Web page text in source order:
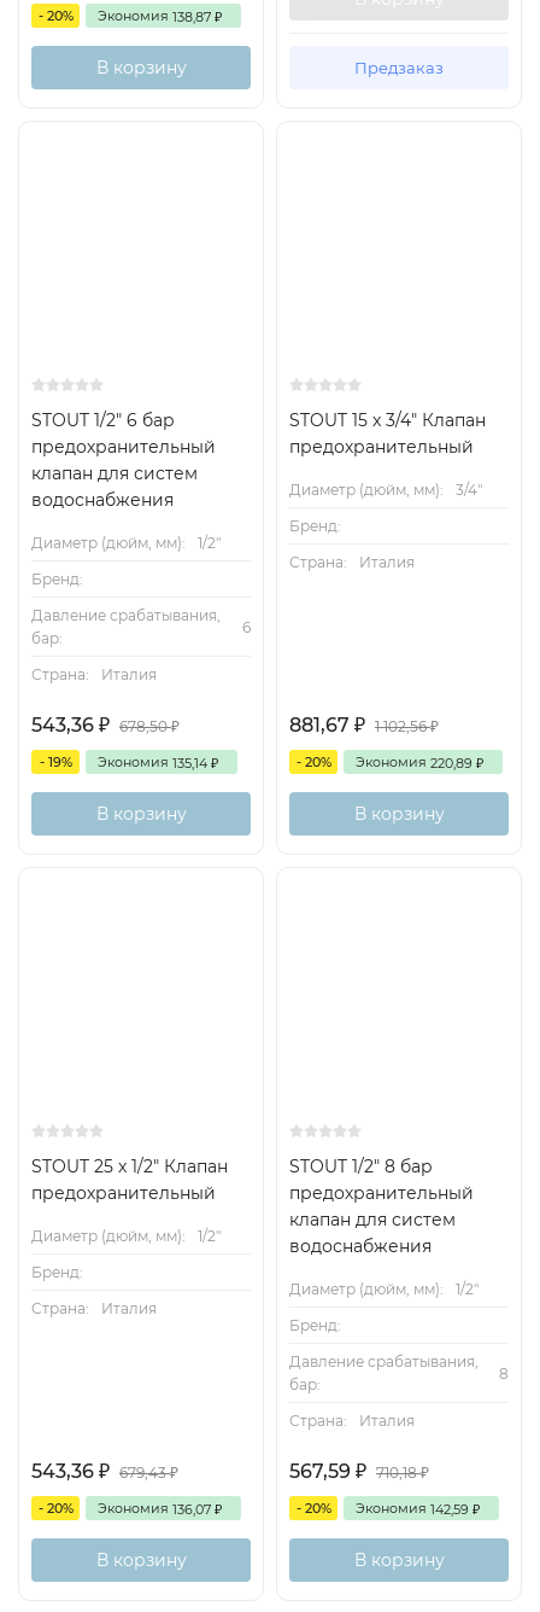
- 20% Экономия 138,87 ₽
В корзину Предзаказ
STOUT 1/2" 6 бар
предохранительный
клапан для систем
водоснабжения
Диаметр (дюйм, мм):
1/2"
Бренд:
Давление срабатывания,
бар:
6
Страна: Италия
543,36 ₽ 678,50₽
- 19% Экономия 135,14 ₽
В корзину
STOUT 15 x 3/4" Клапан
предохранительный
Диаметр (дюйм, мм):
3/4"
Бренд:
Страна:
Италия
881,67 ₽ 1 102,56₽
- 20% Экономия 220,89 ₽
В корзину
STOUT 25 x 1/2" Клапан
предохранительный
Диаметр (дюйм, мм):
1/2"
Бренд:
Страна:
Италия
543,36 ₽ 679,43₽
- 20% Экономия 136,07 ₽
В корзину
STOUT 1/2" 8 бар
предохранительный
клапан для систем
водоснабжения
Диаметр (дюйм, мм):
1/2"
Бренд:
Давление срабатывания,
бар:
8
Страна: Италия
567,59 ₽ 710,18₽
- 20% Экономия 142,59 ₽
В корзину